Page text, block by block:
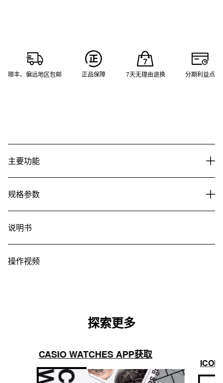
顺丰、偏远地区包邮 正品保障 7天无理由退换 分期利益点
主要功能
规格参数
说明书
操作视频
探索更多
CASIO WATCHES APP获取